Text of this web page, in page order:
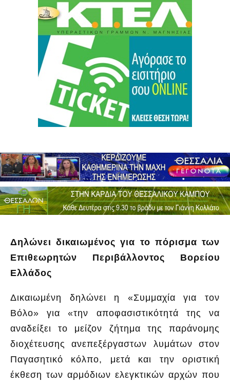
Δηλώνει δικαιωμένος για το πόρισμα των
Επιθεωρητών Περιβάλλοντος Βορείου
Ελλάδος
Δικαιωμένη δηλώνει η «Συμμαχία για τον
Βόλο» για «την αποφασιστικότητά της να
αναδείξει το μείζον ζήτημα της παράνομης
διοχέτευσης ανεπεξέργαστων λυμάτων στον
Παγασητικό κόλπο, μετά και την οριστική
έκθεση των αρμόδιων ελεγκτικών αρχών που